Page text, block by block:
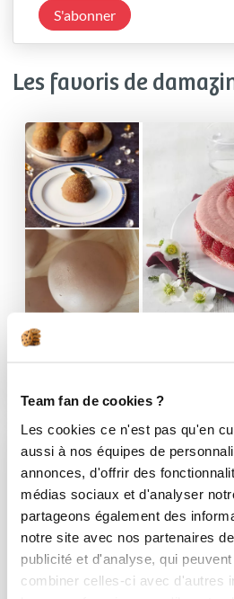
Team fan de cookies ?
Les cookies ce n'est pas qu'en
aussi à nos équipes de
annonces, d'offrir des
médias sociaux et d'analyser
partageons également des
notre site avec nos partenaires
publicité et d'analyse, qui
combiner celles-ci avec d'autres
S'abonner
Les favoris de